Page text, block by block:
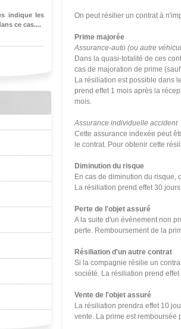
On peut résilier un contrat à
Prime majorée
Assurance-auto (ou autre
Dans la quasi-totalité de ces
cas de majoration de prime
La résiliation est possible dans
prend effet 1 mois après la
mois.
Assurance individuelle accident
Cette assurance indexée peut
le contrat. Pour obtenir cette
Diminution du risque
En cas de diminution du risque,
La résiliation prend effet 30
Perte de l'objet assuré
A la suite d'un événement non
perte. Remboursement de la
Résiliation d'un autre contrat
Si la compagnie résilie un
société . La résiliation prend
Vente de l'objet assuré
La résiliation prendra effet 10
vente. La prime est remboursée
indique les
ce cas....